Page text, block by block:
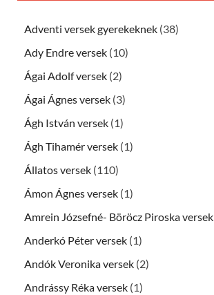
Adventi versek gyerekeknek (38)
Ady Endre versek (10)
Ágai Adolf versek (2)
Ágai Ágnes versek (3)
Ágh István versek (1)
Ágh Tihamér versek (1)
Állatos versek (110)
Ámon Ágnes versek (1)
Amrein Józsefné- Böröcz Piroska versek
Anderkó Péter versek (1)
Andók Veronika versek (2)
Andrássy Réka versek (1)